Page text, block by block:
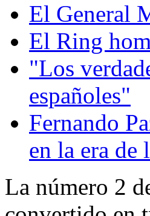
El General
El Ring
"Los
españoles"
Fernando
en la era de
La número 2